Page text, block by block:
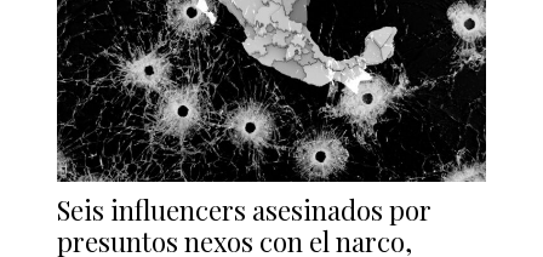
Seis influencers asesinados por
presuntos nexos con el narco,